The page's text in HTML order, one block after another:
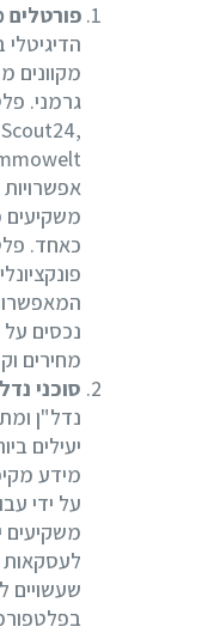
פורטלים
מקוונים
גרמני.
משקיעים
כאחד.
נכסים
מחירים
סוכני
נדל"ן
יעילים
מידע
על ידי
משקיעים
לעסקאות
שעשויים